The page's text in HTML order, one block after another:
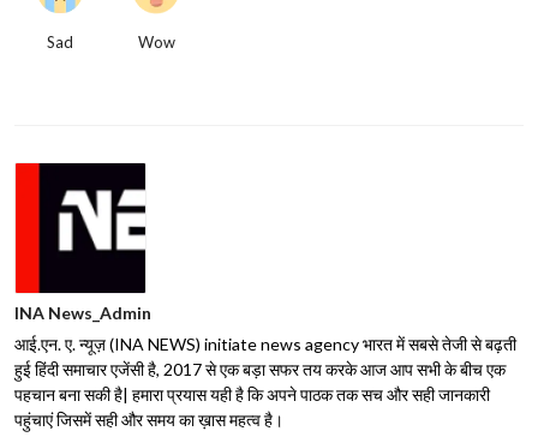
Sad Wow
INA News_Admin
आई.एन. ए. न्यूज़ (INA NEWS) initiate news agency भारत में सबसे तेजी से बढ़ती
हुई हिंदी समाचार एजेंसी है, 2017 से एक बड़ा सफर तय करके आज आप सभी के बीच एक
पहचान बना सकी है| हमारा प्रयास यही है कि अपने पाठक तक सच और सही जानकारी
पहुंचाएं जिसमें सही और समय का ख़ास महत्व है।